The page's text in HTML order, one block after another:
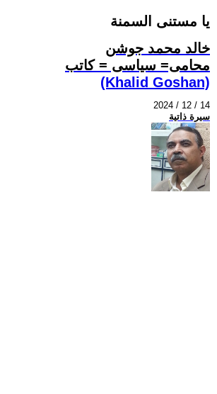
يا مستنى السمنة
خالد محمد جوشن
محامى= سياسى = كاتب
(Khalid Goshan)
2024 / 12 / 14
سيرة ذاتية